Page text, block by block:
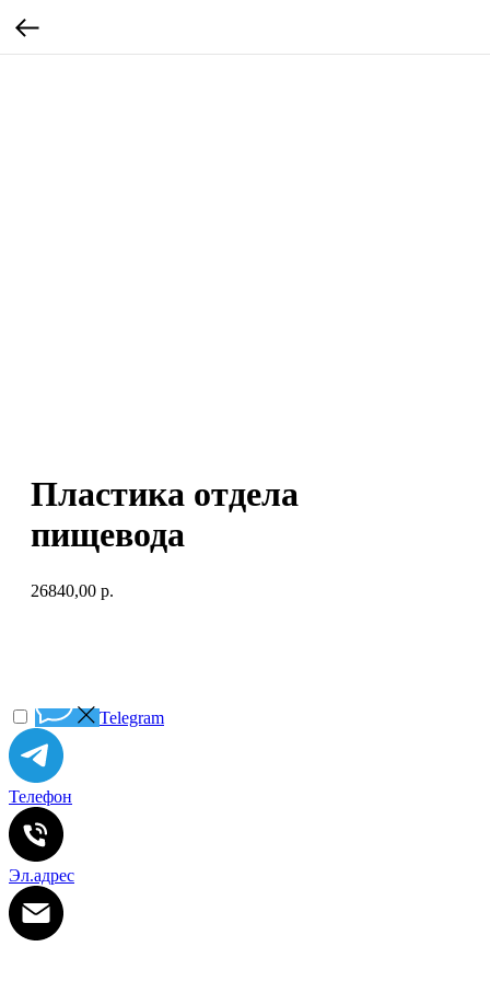
Пластика отдела
пищевода
26840,00 р.
Telegram
Телефон
Эл.адрес